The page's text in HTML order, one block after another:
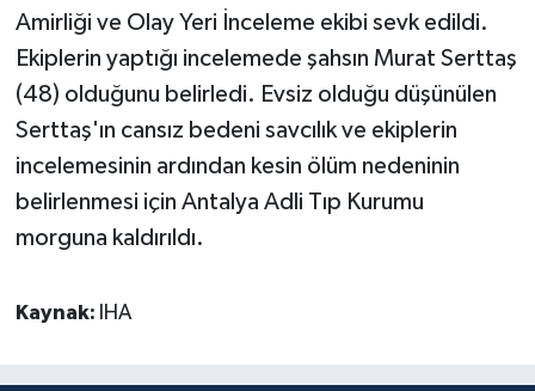
Amirliği ve Olay Yeri İnceleme ekibi sevk edildi.
Ekiplerin yaptığı incelemede şahsın Murat Serttaş
(48) olduğunu belirledi. Evsiz olduğu düşünülen
Serttaş'ın cansız bedeni savcılık ve ekiplerin
incelemesinin ardından kesin ölüm nedeninin
belirlenmesi için Antalya Adli Tıp Kurumu
morguna kaldırıldı.
Kaynak: IHA
Yaşam